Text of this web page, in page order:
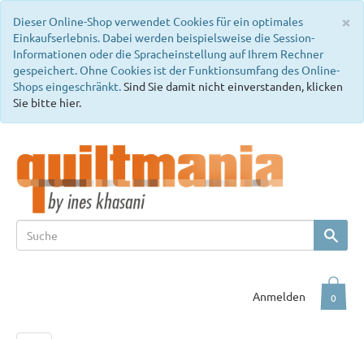
×
Dieser Online-Shop verwendet Cookies für ein optimales
Einkaufserlebnis. Dabei werden beispielsweise die Session-
Informationen oder die Spracheinstellung auf Ihrem Rechner
gespeichert. Ohne Cookies ist der Funktionsumfang des Online-
Shops eingeschränkt.Sind Sie damit nicht einverstanden, klicken
Sie bitte hier.
0
Anmelden